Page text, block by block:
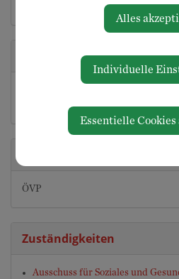
maria.kogler@neuhofen-ybbs.at
3364 Neuhofen an der Ybbs
ÖVP
Zuständigkeiten
Ausschuss für Soziales und
Alles
Individuelle
Essentielle